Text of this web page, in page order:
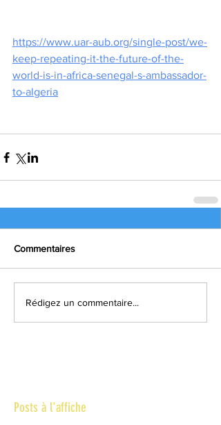
https://www.uar-aub.org/single-post/we-
keep-repeating-it-the-future-of-the-
world-is-in-africa-senegal-s-ambassador-
to-algeria
Commentaires
Rédigez un commentaire...
Posts à l'affiche